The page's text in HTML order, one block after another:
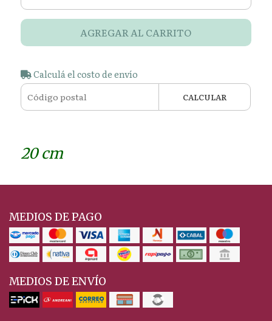
AGREGAR AL CARRITO
Calculá el costo de envío
CALCULAR
20 cm
MEDIOS DE PAGO
MEDIOS DE ENVÍO